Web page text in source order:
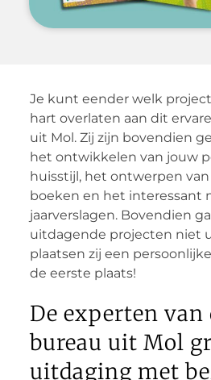
Je kunt eender welk
hart overlaten aan dit
uit Mol. Zij zijn bovendien
het ontwikkelen van jouw
huisstijl, het ontwerpen
boeken en het interessant
jaarverslagen. Bovendien
uitdagende projecten niet
plaatsen zij een
de eerste plaats!
De experten
bureau uit Mol
uitdaging met